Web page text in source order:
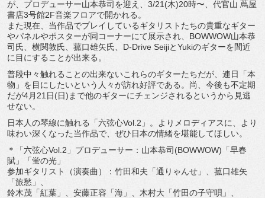
が、プロデューサー山本恭司を迎え、3/21(木)20時〜、代官山 蔦屋
書店3号館2F音楽フロアで開かれる。
また現在、当作品でプレイしているギタリストたちの貴重なギター
やパネルやポスターが同コーナーにて展示され、BOWWOW山本恭
司氏、横関敦氏、菰口雄矢氏、D-Drive SeijiとYukiのギターを間近
に目にすることが出来る。
普段中々触れることの出来ないこれらのギターたちだが、連日「本
物」を目にしたいという人々が訪れ好評である。尚、今後も不定期
だが4月21日(日)まで他のギターにチェンジされるというから見逃
せない。
日本人の琴線に触れる「六弦心Vol.2」。よりメロディアスに、より
味わい深くなった当作品で、ぜひ日本の情緒を堪能してほしい。
＊「六弦心Vol.2」プロデューサー：山本恭司(BOWWOW)「早春
賦」「蛍の光」
参加ギタリスト（演奏曲）：竹田和夫「通りゃんせ」、菰口雄矢
「旅愁」、
鈴木茂「紅葉」、安藤正容「海」、木村大「竹田の子守唄」、